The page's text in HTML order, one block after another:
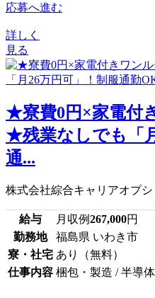
応募へ進む
詳しく
見る
★寮費0円×家電付
★残業なしでも「
通...
株式会社綜合キャリアオプシ
給与 月収例267,000円
勤務地
福島県 いわき市
寮・社宅 あり（無料）
仕事内容 梱包・製造 / 半導